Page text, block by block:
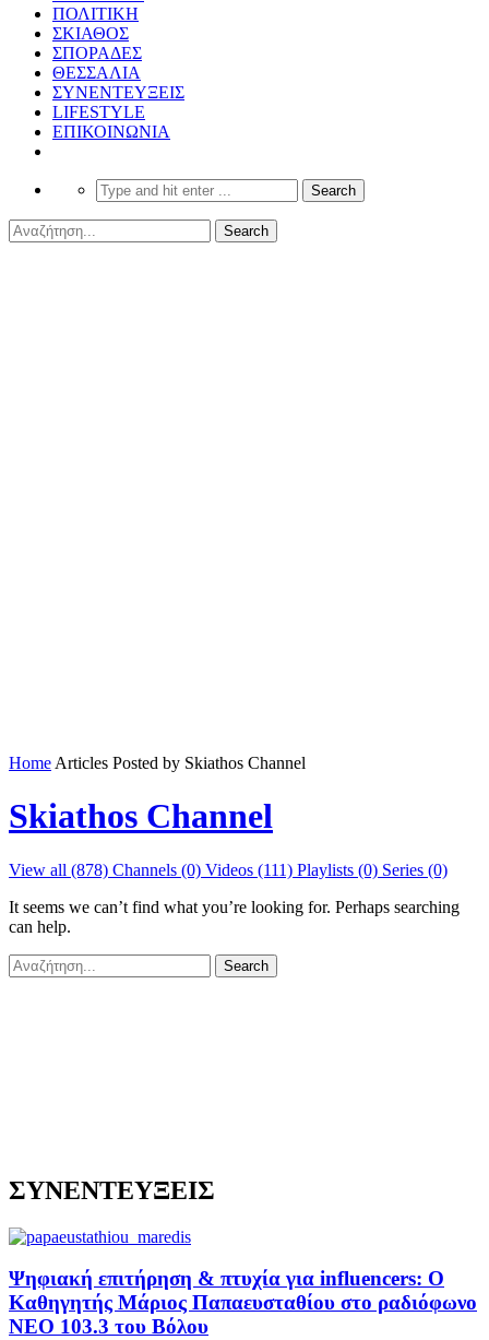
ΠΟΛΙΤΙΚΗ
ΣΚΙΑΘΟΣ
ΣΠΟΡΑΔΕΣ
ΘΕΣΣΑΛΙΑ
ΣΥΝΕΝΤΕΥΞΕΙΣ
LIFESTYLE
ΕΠΙΚΟΙΝΩΝΙΑ
Home Articles Posted by Skiathos Channel
Skiathos Channel
View all (878) Channels (0) Videos (111) Playlists (0) Series (0)
It seems we can’t find what you’re looking for. Perhaps searching
can help.
ΣΥΝΕΝΤΕΥΞΕΙΣ
Ψηφιακή επιτήρηση & πτυχία για influencers: Ο
Καθηγητής Μάριος Παπαευσταθίου στο ραδιόφωνο
NEO 103.3 του Βόλου